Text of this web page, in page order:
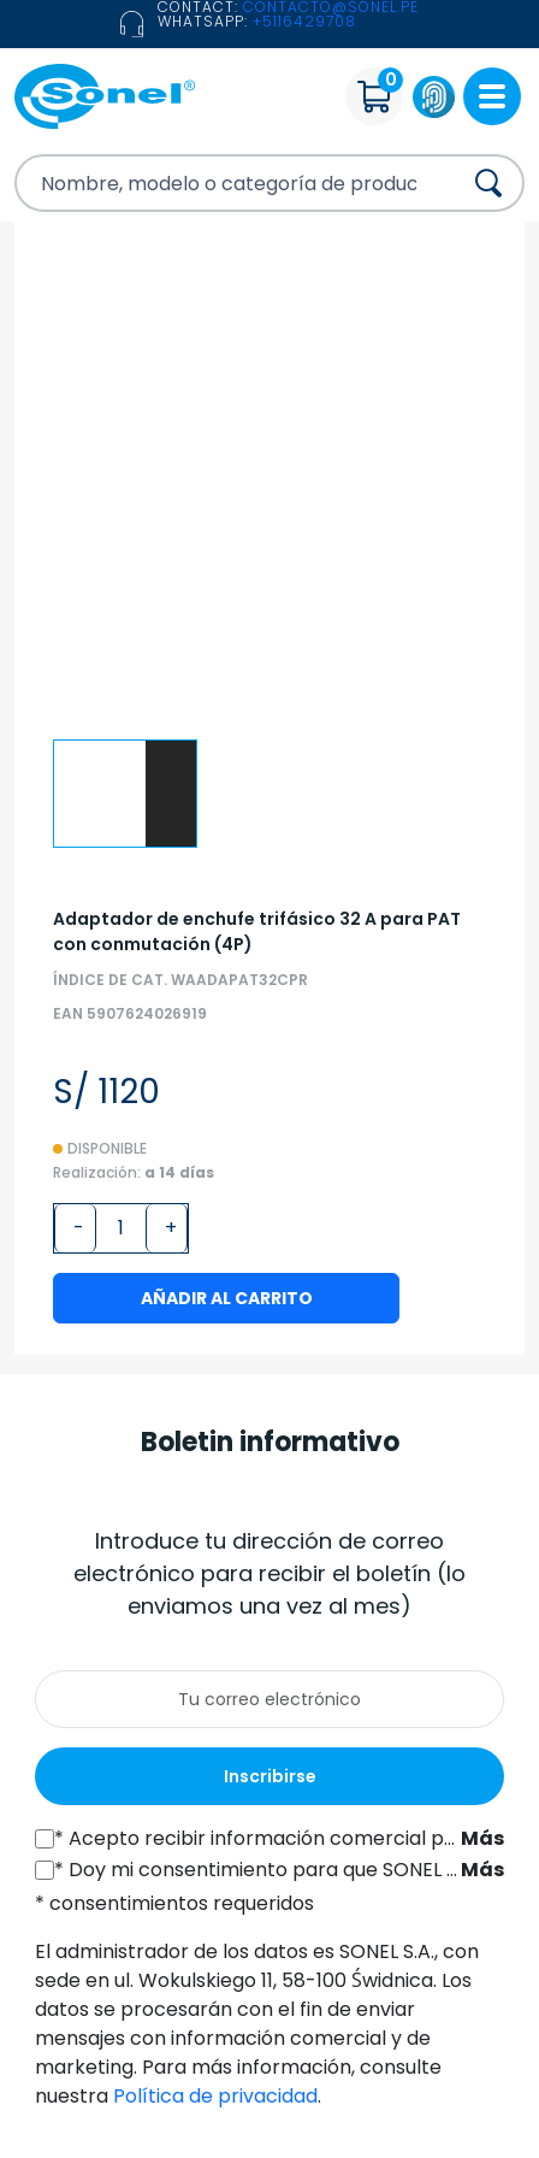
CONTACT:CONTACTO@SONEL.PE
WHATSAPP:+5116429708
0
Adaptador de enchufe trifásico 32 A para PAT
con conmutación (4P)
ÍNDICE DE CAT. WAADAPAT32CPR
EAN 5907624026919
S/ 1120
DISPONIBLE
Realización: a 14 días
- +
AÑADIR AL CARRITO
Boletin informativo
Introduce tu dirección de correo
electrónico para recibir el boletín (lo
enviamos una vez al mes)
Inscribirse
*Acepto recibir información comercial por vía electrónica (a la dirección de correo electrónico indicada) de SONEL S.A., con sede en ul. Wokulskiego 11, 58-100 Świdnica, con fines de marketing, de conformidad con el artículo 398 de la Ley de 12 de julio de 2024 sobre el Derecho de las Comunicaciones Electrónicas.
Más
* Doy mi consentimiento para que SONEL S.A., con sede en ul. Wokulskiego 11, 58-100 Świdnica, procese mis datos personales (dirección de correo electrónico) con el fin de enviarme un boletín informativo con información comercial y de marketing, de conformidad con el artículo 6, apartado 1, letra a), del Reglamento General de Protección de Datos (RGPD). Más
* consentimientos requeridos
El administrador de los datos es SONEL S.A., con
sede en ul. Wokulskiego 11, 58-100 Świdnica. Los
datos se procesarán con el fin de enviar
mensajes con información comercial y de
marketing. Para más información, consulte
nuestra Política de privacidad.